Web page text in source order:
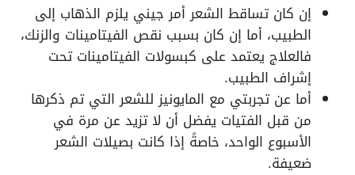
إن كان تساقط الشعر أمر جيني يلزم الذهاب إلى
الطبيب، أما إن كان بسبب نقص الفيتامينات والزنك،
فالعلاج يعتمد على كبسولات الفيتامينات تحت
إشراف الطبيب.
أما عن تجربتي مع المايونيز للشعر التي تم ذكرها
من قبل الفتيات يفضل أن لا تزيد عن مرة في
الأسبوع الواحد، خاصةً إذا كانت بصيلات الشعر
ضعيفة.